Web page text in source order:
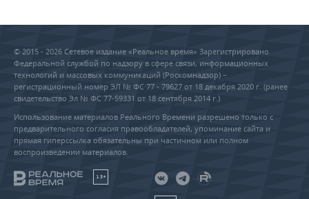
© 2015 - 2026 Сетевое издание «Реальное время» Зарегистрировано
Федеральной службой по надзору в сфере связи, информационных
технологий и массовых коммуникаций (Роскомнадзор) –
регистрационный номер ЭЛ № ФС 77 - 79627 от 18 декабря 2020 г. (ранее
свидетельство Эл № ФС 77-59331 от 18 сентября 2014 г.)
Использование материалов Реального Времени разрешено только с
предварительного согласия правообладателей, упоминание сайта и
прямая гиперссылка обязательны при частичном или полном
воспроизведении материалов.
18+